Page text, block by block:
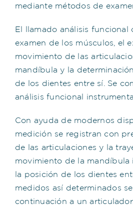
mediante métodos de
El llamado análisis funcional
examen de los músculos, el
movimiento de las
mandíbula y la
de los dientes entre sí. Se
análisis funcional
Con ayuda de modernos
medición se registran con
de las articulaciones y la
movimiento de la mandíbula
la posición de los dientes
medidos así determinados
continuación a un